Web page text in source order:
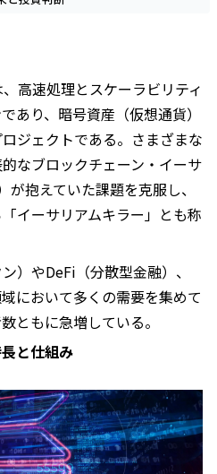
高速処理とスケーラビリティ
あり、暗号資産（仮想通貨）
ジェクトである。さまざまな
なブロックチェーン・イーサ
抱えていた課題を克服し、
イーサリアムキラー」とも称
）やDeFi（分散型金融）、
において多くの需要を集めて
ともに急増している。
と仕組み